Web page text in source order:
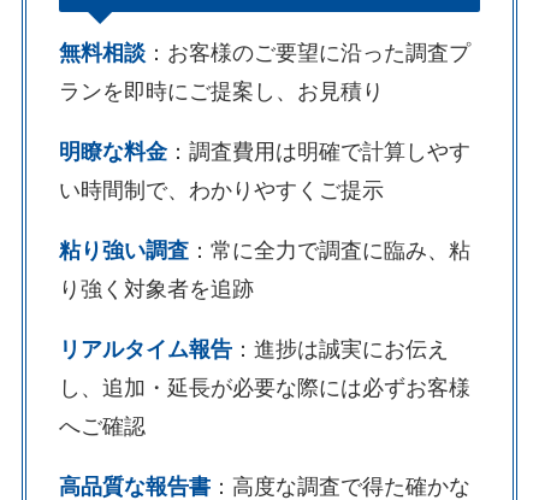
無料相談：お客様のご要望に沿った調査プ
ランを即時にご提案し、お見積り
明瞭な料金：調査費用は明確で計算しやす
い時間制で、わかりやすくご提示
粘り強い調査：常に全力で調査に臨み、粘
り強く対象者を追跡
リアルタイム報告：進捗は誠実にお伝え
し、追加・延長が必要な際には必ずお客様
へご確認
高品質な報告書：高度な調査で得た確かな